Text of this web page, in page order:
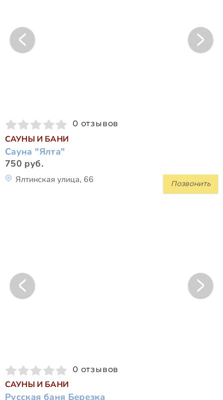
0 отзывов
САУНЫ И БАНИ
Сауна "Ялта"
750 руб.
Позвонить
Ялтинская улица, 66
0 отзывов
САУНЫ И БАНИ
Русская баня Березка